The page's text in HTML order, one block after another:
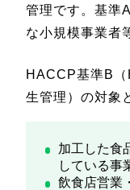
管理です。基準
な小規模事業者
HACCP基準B
生管理）の対象
加工した食
している事
飲食店営業